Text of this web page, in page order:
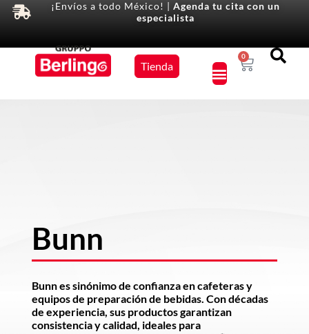
¡Envíos a todo México! | Agenda tu cita con un
especialista
Tienda
0
Bunn
Bunn es sinónimo de confianza en cafeteras y
equipos de preparación de bebidas. Con décadas
de experiencia, sus productos garantizan
consistencia y calidad, ideales para